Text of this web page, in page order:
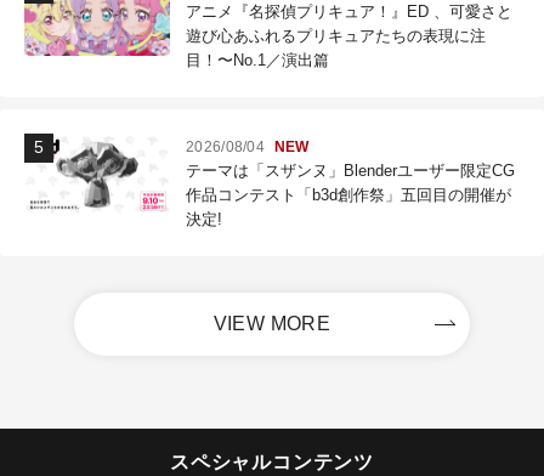
アニメ『名探偵プリキュア！』ED 、可愛さと
遊び心あふれるプリキュアたちの表現に注
目！〜No.1／演出篇
2026/08/04 NEW
テーマは「スザンヌ」Blenderユーザー限定CG
作品コンテスト「b3d創作祭」五回目の開催が
決定!
VIEW MORE
スペシャルコンテンツ